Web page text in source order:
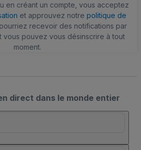
en créant un compte, vous acceptez
et approuvez notre politique de
recevoir des notifications par
vous pouvez vous désinscrire à tout
moment.
direct dans le monde entier